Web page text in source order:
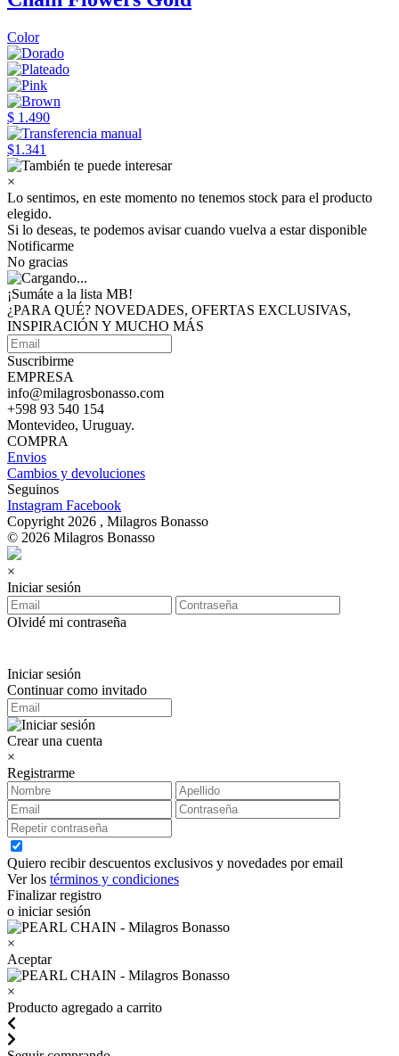
Color
$ 1.490
$1.341
×
Lo sentimos, en este momento no tenemos stock para el producto
elegido.
Si lo deseas, te podemos avisar cuando vuelva a estar disponible
Notificarme
No gracias
¡Sumáte a la lista MB!
¿PARA QUÉ? NOVEDADES, OFERTAS EXCLUSIVAS,
INSPIRACIÓN Y MUCHO MÁS
Suscribirme
EMPRESA
info@milagrosbonasso.com
+598 93 540 154
Montevideo, Uruguay.
COMPRA
Envios
Cambios y devoluciones
Seguinos
Instagram Facebook
Copyright 2026 , Milagros Bonasso
© 2026 Milagros Bonasso
×
Iniciar sesión
Olvidé mi contraseña
Iniciar sesión
Continuar como invitado
Crear una cuenta
×
Registrarme
Quiero recibir descuentos exclusivos y novedades por email
Ver los términos y condiciones
Finalizar registro
o iniciar sesión
×
Aceptar
×
Producto agregado a carrito